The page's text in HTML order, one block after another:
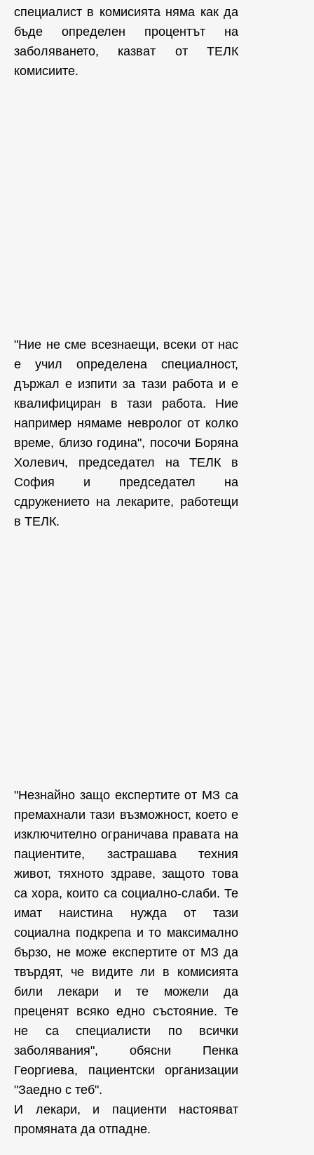
специалист в комисията няма как да
бъде определен процентът на
заболяването, казват от ТЕЛК
комисиите.
"Ние не сме всезнаещи, всеки от нас
е учил определена специалност,
държал е изпити за тази работа и е
квалифициран в тази работа. Ние
например нямаме невролог от колко
време, близо година", посочи Боряна
Холевич, председател на ТЕЛК в
София и председател на
сдружението на лекарите, работещи
в ТЕЛК.
"Незнайно защо експертите от МЗ са
премахнали тази възможност, което е
изключително ограничава правата на
пациентите, застрашава техния
живот, тяхното здраве, защото това
са хора, които са социално-слаби. Те
имат наистина нужда от тази
социална подкрепа и то максимално
бързо, не може експертите от МЗ да
твърдят, че видите ли в комисията
били лекари и те можели да
преценят всяко едно състояние. Те
не са специалисти по всички
заболявания", обясни Пенка
Георгиева, пациентски организации
"Заедно с теб".
И лекари, и пациенти настояват
промяната да отпадне.